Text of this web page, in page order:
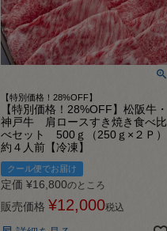
【特別価格！28%OFF】
【特別価格！28%OFF】松阪牛・
神戸牛 肩ロースすき焼き食べ比
べセット 500ｇ（250ｇ×２Ｐ）
約４人前【冷凍】
クール便でお届け
定価 ¥16,800のところ
販売価格 ¥12,000税込